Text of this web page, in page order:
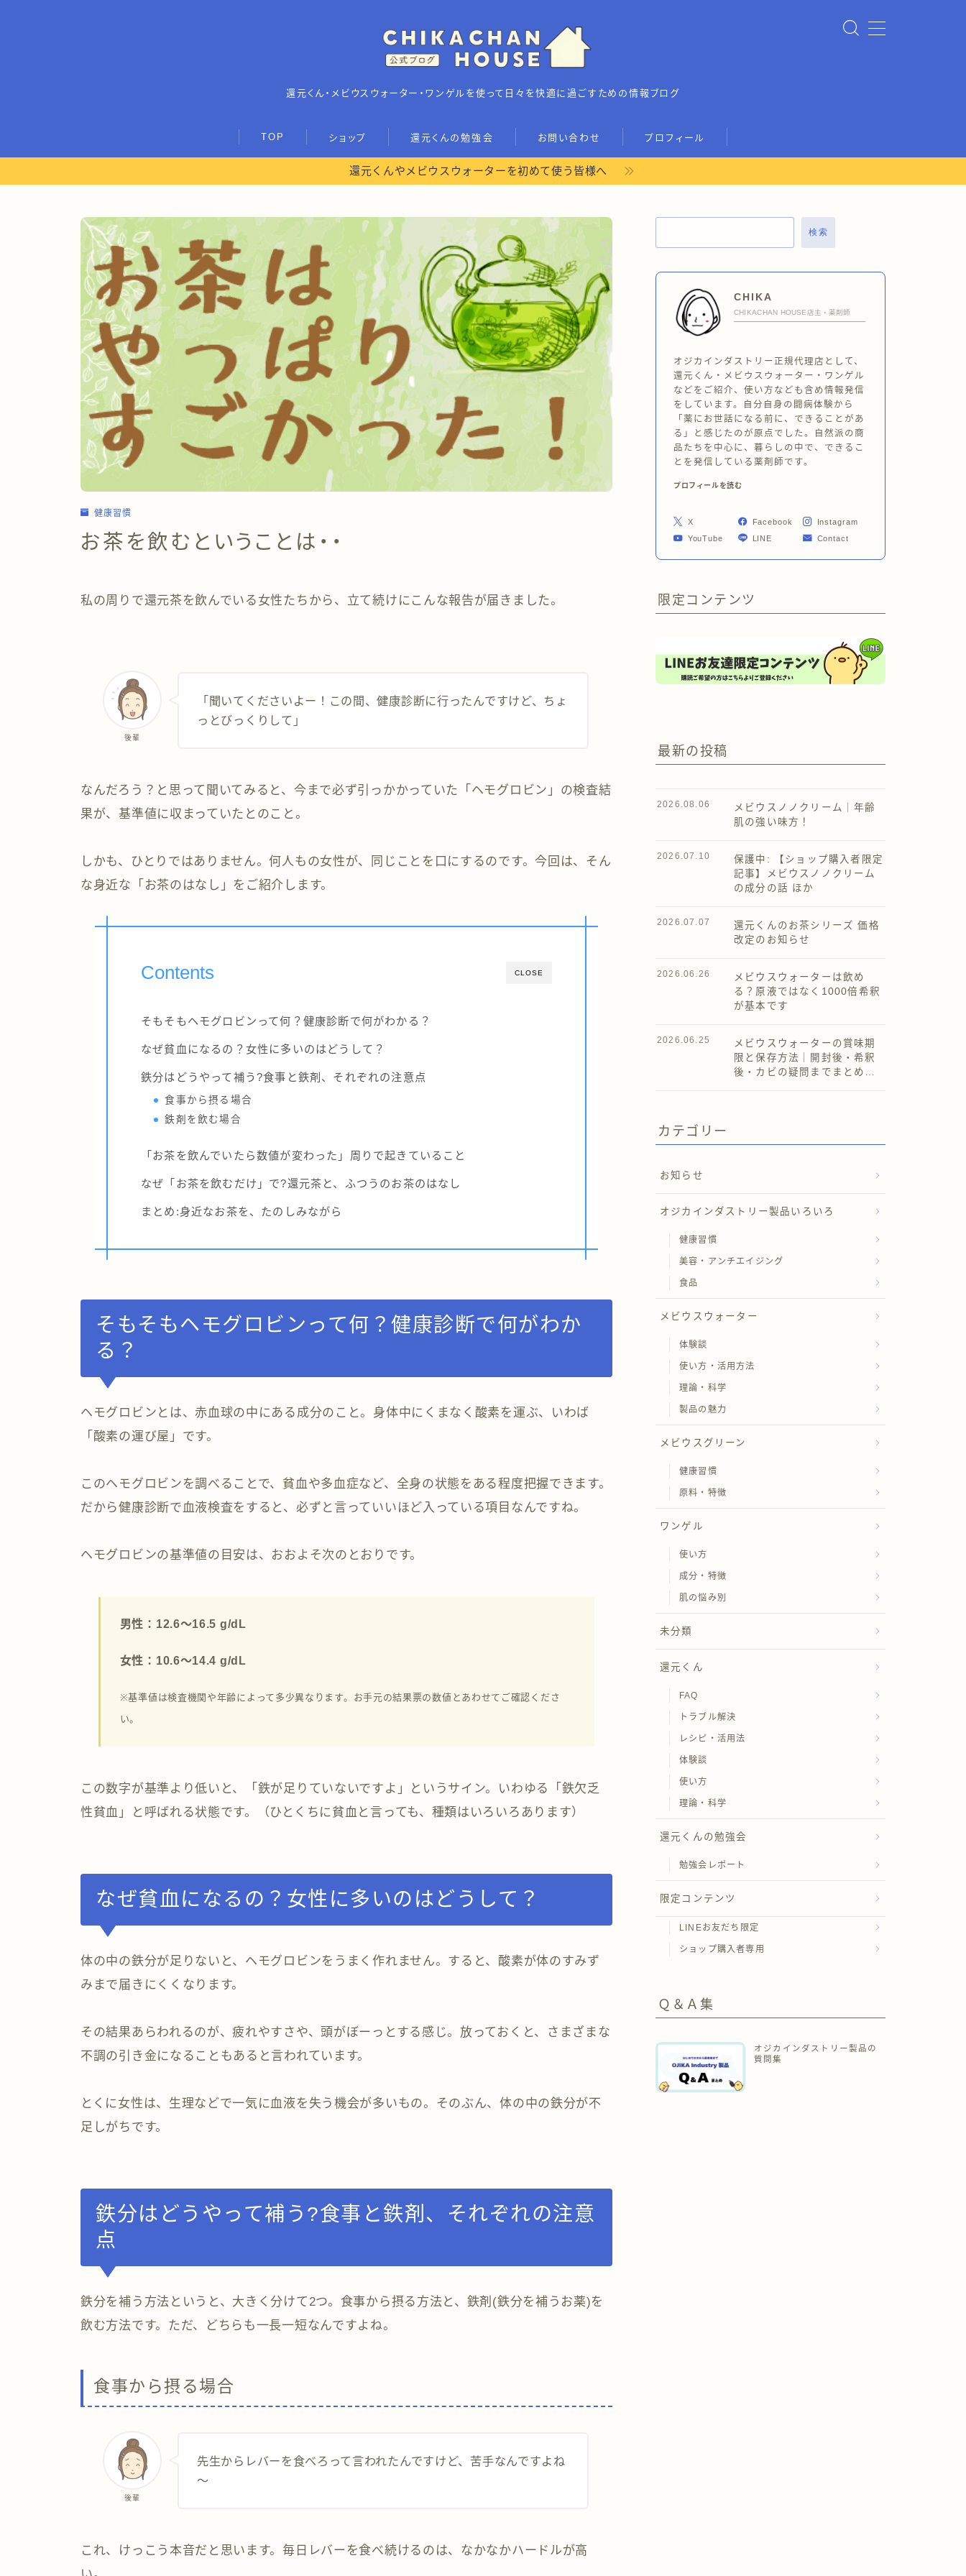
還元くん・メビウスウォーター・ワンゲルを使って日々を快適に過ごすための情報ブログ
TOP ショップ 還元くんの勉強会 お問い合わせ プロフィール
プロフィール
ショップ
LINEお友達限定コンテンツ
還元くんの勉強会
還元くんやメビウスウォーターを初めて使う皆様へ
健康習慣
お茶を飲むということは・・
私の周りで還元茶を飲んでいる女性たちから、立て続けにこんな報告が届きました。
後輩
「聞いてくださいよー！この間、健康診断に行ったんですけど、ちょ
っとびっくりして」
なんだろう？と思って聞いてみると、今まで必ず引っかかっていた「ヘモグロビン」の検査結
果が、基準値に収まっていたとのこと。
しかも、ひとりではありません。何人もの女性が、同じことを口にするのです。今回は、そん
な身近な「お茶のはなし」をご紹介します。
CLOSE
Contents
そもそもヘモグロビンって何？健康診断で何がわかる？
なぜ貧血になるの？女性に多いのはどうして？
鉄分はどうやって補う?食事と鉄剤、それぞれの注意点
食事から摂る場合
鉄剤を飲む場合
「お茶を飲んでいたら数値が変わった」周りで起きていること
なぜ「お茶を飲むだけ」で?還元茶と、ふつうのお茶のはなし
まとめ:身近なお茶を、たのしみながら
そもそもヘモグロビンって何？健康診断で何がわか
る？
ヘモグロビンとは、赤血球の中にある成分のこと。身体中にくまなく酸素を運ぶ、いわば
「酸素の運び屋」です。
このヘモグロビンを調べることで、貧血や多血症など、全身の状態をある程度把握できます。
だから健康診断で血液検査をすると、必ずと言っていいほど入っている項目なんですね。
ヘモグロビンの基準値の目安は、おおよそ次のとおりです。
男性：12.6〜16.5 g/dL
女性：10.6〜14.4 g/dL
※基準値は検査機関や年齢によって多少異なります。お手元の結果票の数値とあわせてご確認くださ
い。
この数字が基準より低いと、「鉄が足りていないですよ」というサイン。いわゆる「鉄欠乏
性貧血」と呼ばれる状態です。（ひとくちに貧血と言っても、種類はいろいろあります）
なぜ貧血になるの？女性に多いのはどうして？
体の中の鉄分が足りないと、ヘモグロビンをうまく作れません。すると、酸素が体のすみず
みまで届きにくくなります。
その結果あらわれるのが、疲れやすさや、頭がぼーっとする感じ。放っておくと、さまざまな
不調の引き金になることもあると言われています。
とくに女性は、生理などで一気に血液を失う機会が多いもの。そのぶん、体の中の鉄分が不
足しがちです。
鉄分はどうやって補う?食事と鉄剤、それぞれの注意
点
鉄分を補う方法というと、大きく分けて2つ。食事から摂る方法と、鉄剤(鉄分を補うお薬)を
飲む方法です。ただ、どちらも一長一短なんですよね。
食事から摂る場合
後輩
先生からレバーを食べろって言われたんですけど、苦手なんですよね
～
これ、けっこう本音だと思います。毎日レバーを食べ続けるのは、なかなかハードルが高
検索
CHIKA
CHIKACHAN HOUSE店主・薬剤師
オジカインダストリー正規代理店として、
還元くん・メビウスウォーター・ワンゲル
などをご紹介、使い方なども含め情報発信
をしています。自分自身の闘病体験から
「薬にお世話になる前に、できることがあ
る」と感じたのが原点でした。自然派の商
品たちを中心に、暮らしの中で、できるこ
とを発信している薬剤師です。
プロフィールを読む
X Facebook
Instagram
YouTube
LINE Contact
限定コンテンツ
最新の投稿
メビウスノノクリーム｜年齢
肌の強い味方！
2026.08.06
保護中: 【ショップ購入者限定
記事】メビウスノノクリーム
の成分の話 ほか
2026.07.10
還元くんのお茶シリーズ 価格
改定のお知らせ
2026.07.07
メビウスウォーターは飲め
る？原液ではなく1000倍希釈
が基本です
2026.06.26
メビウスウォーターの賞味期
限と保存方法｜開封後・希釈
後・カビの疑問までまとめて
2026.06.25
カテゴリー
お知らせ
オジカインダストリー製品いろいろ
健康習慣
美容・アンチエイジング
食品
メビウスウォーター
体験談
使い方・活用方法
理論・科学
製品の魅力
メビウスグリーン
健康習慣
原料・特徴
ワンゲル
使い方
成分・特徴
肌の悩み別
未分類
還元くん
FAQ
トラブル解決
レシピ・活用法
体験談
使い方
理論・科学
還元くんの勉強会
勉強会レポート
限定コンテンツ
LINEお友だち限定
ショップ購入者専用
Ｑ＆Ａ集
オジカインダストリー製品の
質問集